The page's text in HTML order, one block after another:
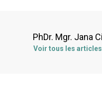
PhDr. Mgr. Jana
Voir tous les